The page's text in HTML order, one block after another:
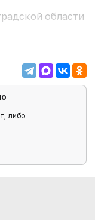
области
либо